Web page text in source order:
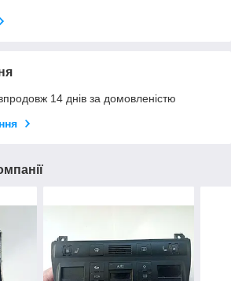
14 днів за домовленістю